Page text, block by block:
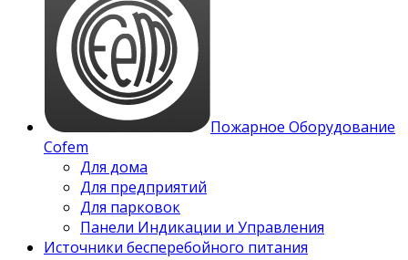
Пожарное Оборудование
Cofem
Для дома
Для предприятий
Для парковок
Панели Индикации и Управления
Источники бесперебойного питания